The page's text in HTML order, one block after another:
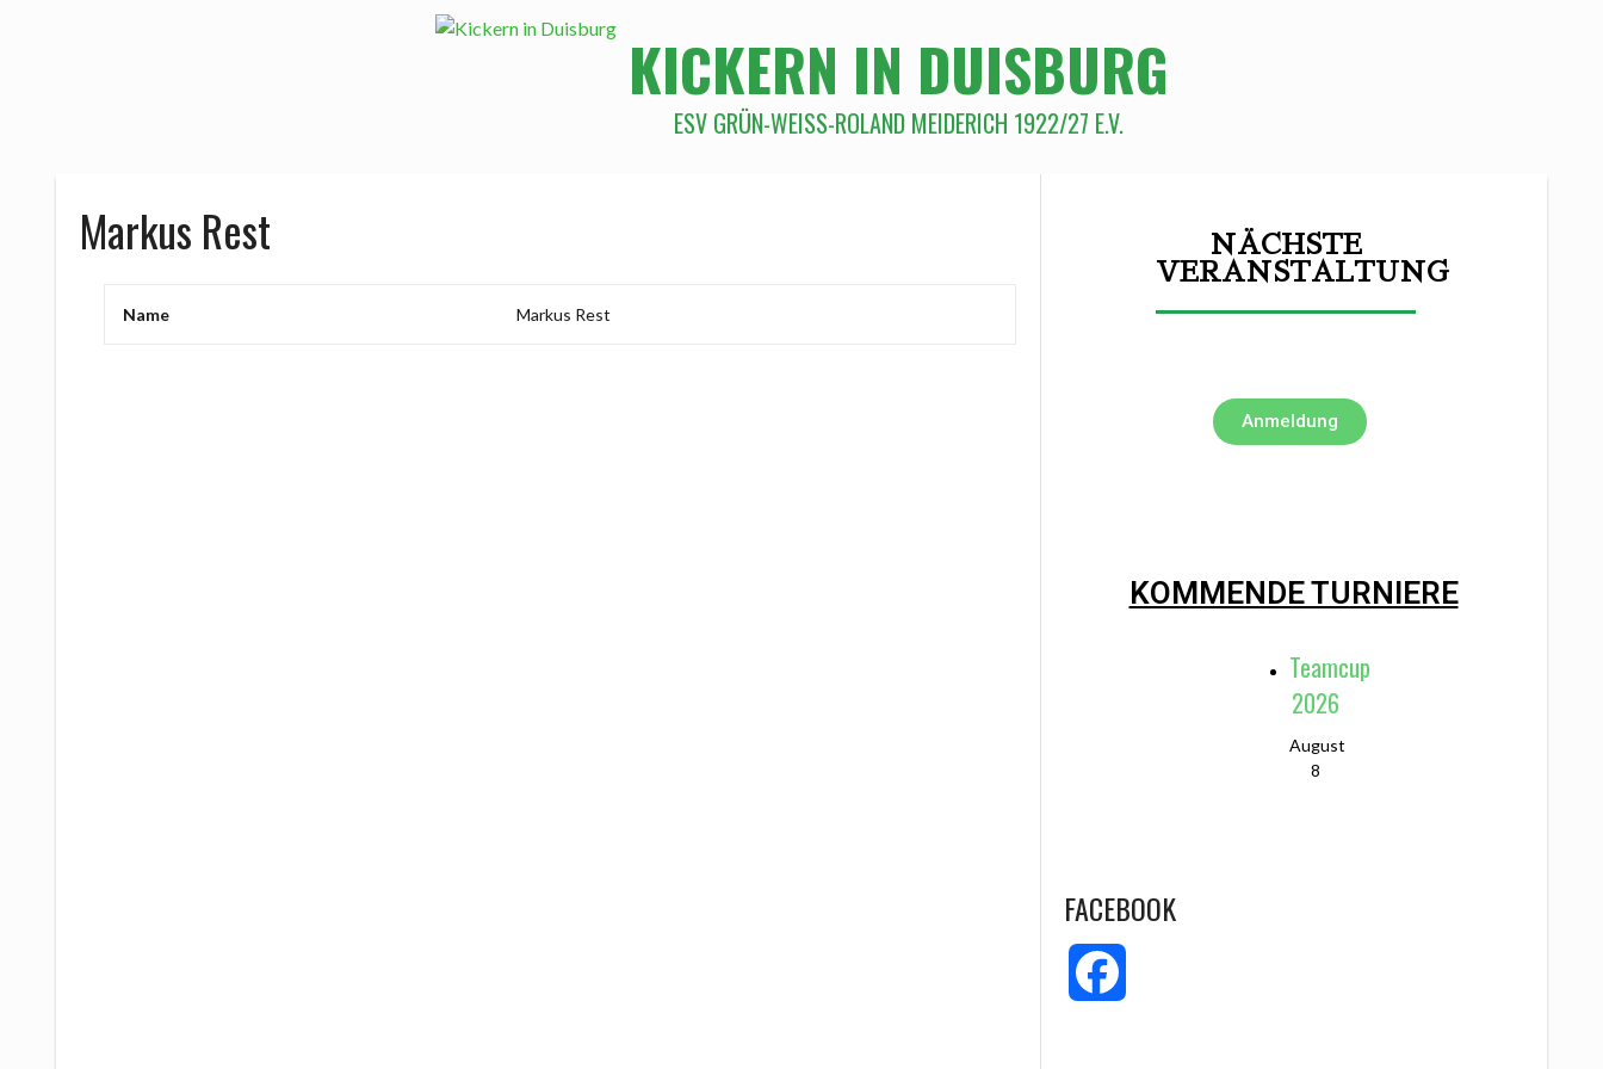
KICKERN IN DUISBURG
ESV GRÜN-WEISS-ROLAND MEIDERICH 1922/27 E.V.
Markus Rest
Name Markus Rest
NÄCHSTE
VERANSTALTUNG
Anmeldung
KOMMENDE TURNIERE
Teamcup
2026
August
8
FACEBOOK